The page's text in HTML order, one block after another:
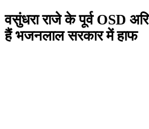
वसुंधरा राजे के पूर्व OSD
हैं भजनलाल सरकार में हाफ